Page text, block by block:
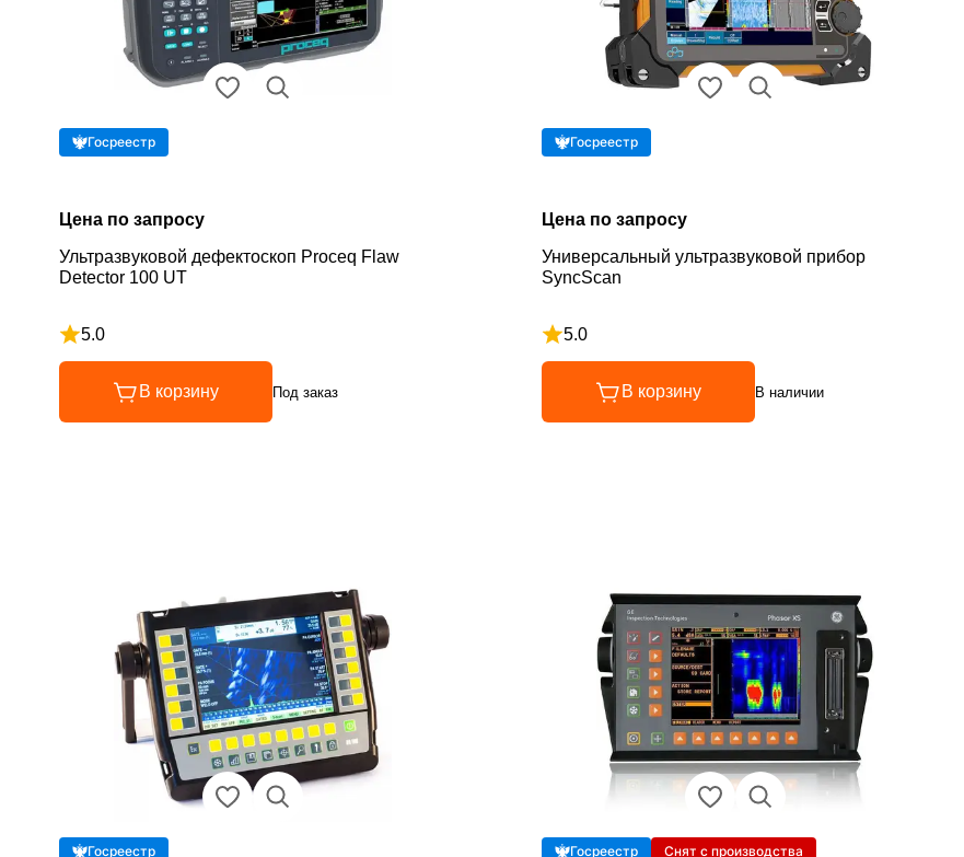
Госреестр
Цена по запросу
Ультразвуковой дефектоскоп Proceq Flaw
Detector 100 UT
5.0
Рейтинг 5 из 5
В корзину Под заказ
Госреестр
Цена по запросу
Универсальный ультразвуковой прибор
SyncScan
5.0
Рейтинг 5 из 5
В корзину В наличии
Госреестр Госреестр Снят с производства